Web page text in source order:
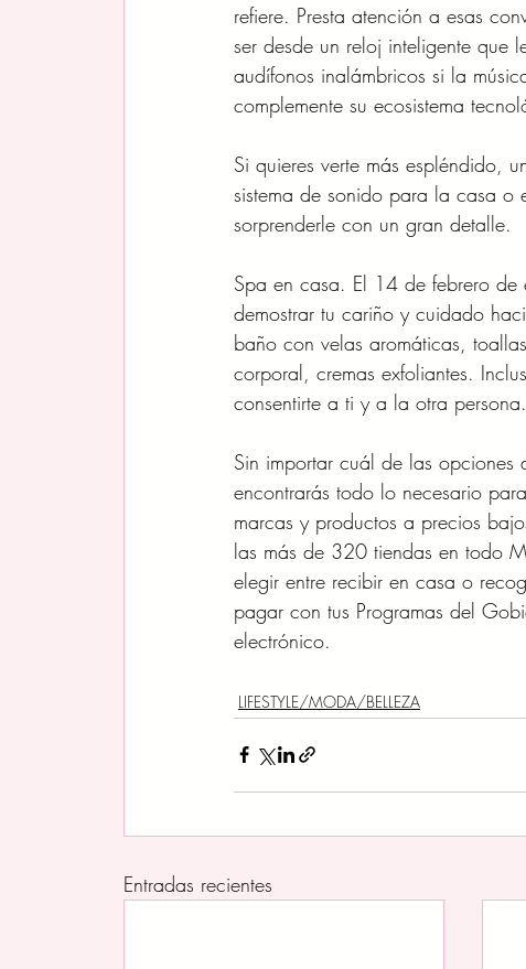
refiere. Presta atención a esas
ser desde un reloj inteligente que
audífonos inalámbricos si la
complemente su ecosistema
Si quieres verte más espléndido,
sistema de sonido para la casa o
sorprenderle con un gran detalle.
Spa en casa. El 14 de febrero
demostrar tu cariño y cuidado
baño con velas aromáticas,
corporal, cremas exfoliantes.
consentirte a ti y a la otra persona.
Sin importar cuál de las opciones
encontrarás todo lo necesario
marcas y productos a precios
las más de 320 tiendas en todo
elegir entre recibir en casa o
pagar con tus Programas del
electrónico.
LIFESTYLE/MODA/BELLEZA
Entradas recientes